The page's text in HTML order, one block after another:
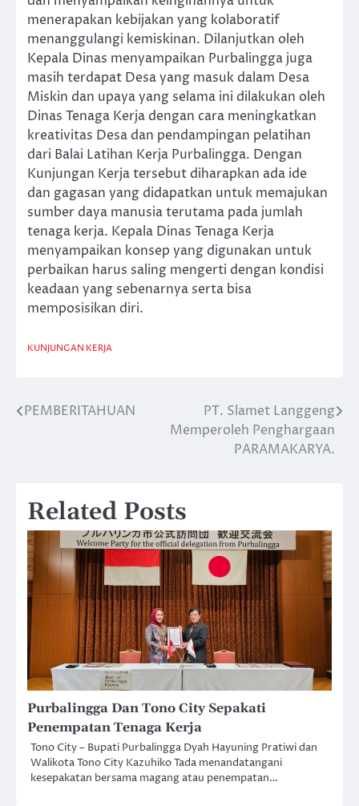
menerapakan kebijakan yang kolaboratif
menanggulangi kemiskinan. Dilanjutkan oleh
Kepala Dinas menyampaikan Purbalingga juga
masih terdapat Desa yang masuk dalam Desa
Miskin dan upaya yang selama ini dilakukan oleh
Dinas Tenaga Kerja dengan cara meningkatkan
kreativitas Desa dan pendampingan pelatihan
dari Balai Latihan Kerja Purbalingga. Dengan
Kunjungan Kerja tersebut diharapkan ada ide
dan gagasan yang didapatkan untuk memajukan
sumber daya manusia terutama pada jumlah
tenaga kerja. Kepala Dinas Tenaga Kerja
menyampaikan konsep yang digunakan untuk
perbaikan harus saling mengerti dengan kondisi
keadaan yang sebenarnya serta bisa
memposisikan diri.
KUNJUNGAN KERJA
Post
PEMBERITAHUAN
PT. Slamet Langgeng
Memperoleh Penghargaan
PARAMAKARYA.
Related Posts
Purbalingga Dan Tono City Sepakati
Penempatan Tenaga Kerja
Tono City – Bupati Purbalingga Dyah Hayuning Pratiwi dan
Walikota Tono City Kazuhiko Tada menandatangani
kesepakatan bersama magang atau penempatan…